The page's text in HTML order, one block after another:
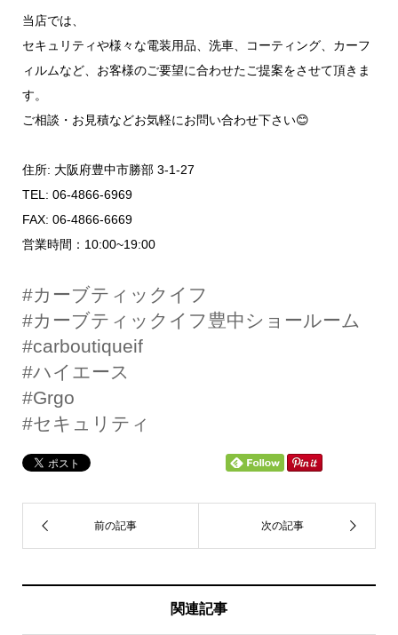
当店では、
セキュリティや様々な電装用品、洗車、コーティング、カーフ
ィルムなど、お客様のご要望に合わせたご提案をさせて頂きま
す。
ご相談・お見積などお気軽にお問い合わせ下さい😊
住所: 大阪府豊中市勝部 3-1-27
TEL: 06-4866-6969
FAX: 06-4866-6669
営業時間：10:00~19:00
#カーブティックイフ
#カーブティックイフ豊中ショールーム
#carboutiqueif
#ハイエース
#Grgo
#セキュリティ
関連記事